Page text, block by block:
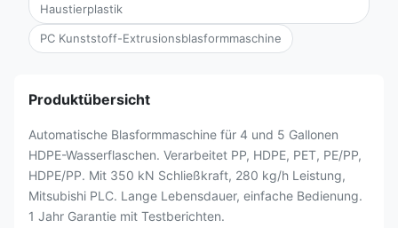
Haustierplastik
PC Kunststoff-Extrusionsblasformmaschine
Produktübersicht
Automatische Blasformmaschine für 4 und 5 Gallonen
HDPE-Wasserflaschen. Verarbeitet PP, HDPE, PET, PE/PP,
HDPE/PP. Mit 350 kN Schließkraft, 280 kg/h Leistung,
Mitsubishi PLC. Lange Lebensdauer, einfache Bedienung.
1 Jahr Garantie mit Testberichten.